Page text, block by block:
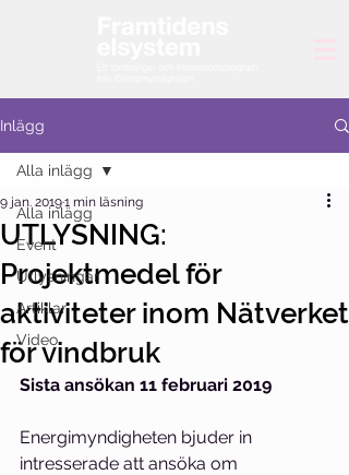
Inlägg
Alla inlägg
Event
Utlysningar
Artiklar
Video
Alla inlägg
UTLYSNING:
Projektmedel för
aktiviteter inom Nätverket
för vindbruk
9 jan. 20191 min läsning
Sista ansökan 11 februari 2019
Energimyndigheten bjuder in
intresserade att ansöka om